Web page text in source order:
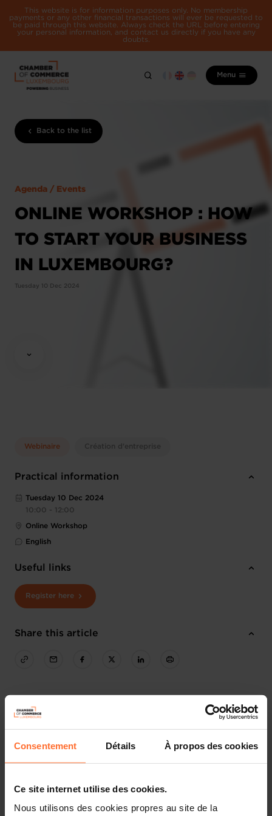
Consentement Détails À propos des cookies
Ce site internet utilise des cookies.
Nous utilisons des cookies propres au site de la
This website is for information purposes only. No membership
payments or any other financial transactions will ever be requested to
be paid through this website. Always check the URL before entering
your personal information, and contact us directly if you have any
doubts.
Menu
Back to the list
Agenda / Events
ONLINE WORKSHOP : HOW
TO START YOUR BUSINESS
IN LUXEMBOURG?
Tuesday 10 Dec 2024
Webinaire Création d'entreprise
Practical information
Tuesday 10 Dec 2024
10:00 - 12:00
Online Workshop
English
Useful links
Register here
Share this article